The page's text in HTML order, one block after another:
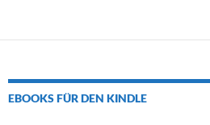
EBOOKS FÜR DEN KINDLE